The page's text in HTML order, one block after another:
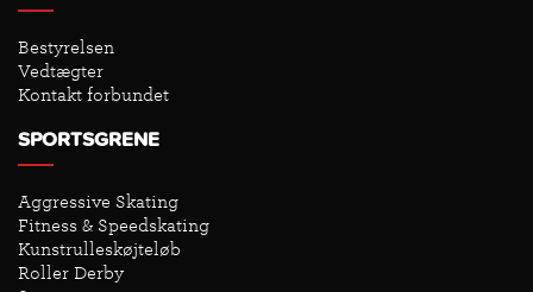
Bestyrelsen
Vedtægter
Kontakt forbundet
SPORTSGRENE
Aggressive Skating
Fitness & Speedskating
Kunstrulleskøjteløb
Roller Derby